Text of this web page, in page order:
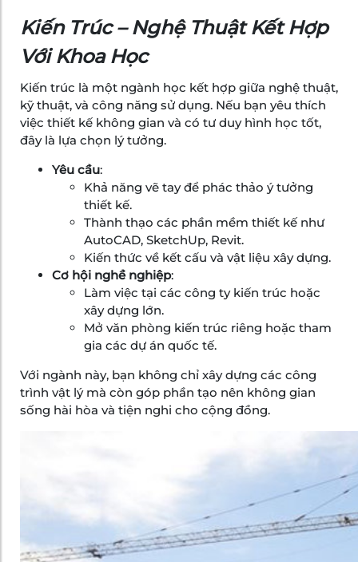
Kiến Trúc – Nghệ Thuật Kết Hợp
Với Khoa Học
Kiến trúc là một ngành học kết hợp giữa nghệ thuật,
kỹ thuật, và công năng sử dụng. Nếu bạn yêu thích
việc thiết kế không gian và có tư duy hình học tốt,
đây là lựa chọn lý tưởng.
Yêu cầu:
Khả năng vẽ tay để phác thảo ý tưởng
thiết kế.
Thành thạo các phần mềm thiết kế như
AutoCAD, SketchUp, Revit.
Kiến thức về kết cấu và vật liệu xây dựng.
Cơ hội nghề nghiệp:
Làm việc tại các công ty kiến trúc hoặc
xây dựng lớn.
Mở văn phòng kiến trúc riêng hoặc tham
gia các dự án quốc tế.
Với ngành này, bạn không chỉ xây dựng các công
trình vật lý mà còn góp phần tạo nên không gian
sống hài hòa và tiện nghi cho cộng đồng.